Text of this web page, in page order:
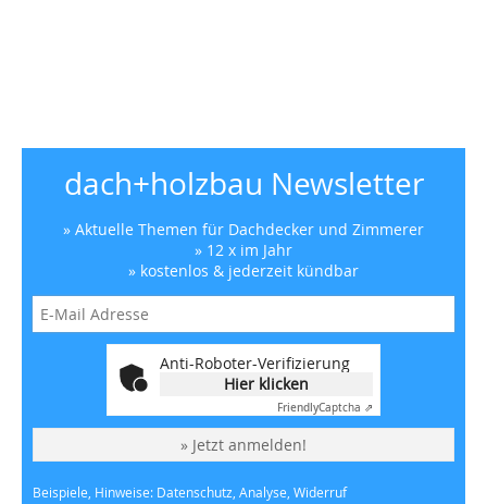
dach+holzbau Newsletter
» Aktuelle Themen für Dachdecker und Zimmerer
» 12 x im Jahr
» kostenlos & jederzeit kündbar
Anti-Roboter-Verifizierung
Hier klicken
FriendlyCaptcha ⇗
» Jetzt anmelden!
Beispiele, Hinweise: Datenschutz, Analyse, Widerruf